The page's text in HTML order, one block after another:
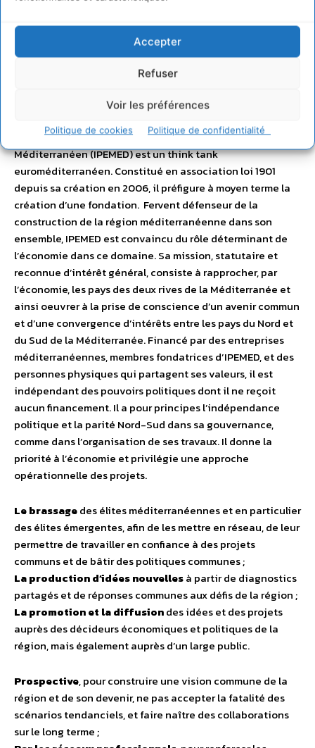
Accepter
Refuser
Voir les préférences
Politique de cookies Politique de confidentialité
Analyses_Rapport microalgues
IPEMED : Un Think Tank
Euroméditerranéen
L’Institut de Prospective Economique du Monde
Méditerranéen (IPEMED) est un think tank
euroméditerranéen. Constitué en association loi 1901
depuis sa création en 2006, il préfigure à moyen terme la
création d’une fondation. Fervent défenseur de la
construction de la région méditerranéenne dans son
ensemble, IPEMED est convaincu du rôle déterminant de
l’économie dans ce domaine. Sa mission, statutaire et
reconnue d’intérêt général, consiste à rapprocher, par
l’économie, les pays des deux rives de la Méditerranée et
ainsi oeuvrer à la prise de conscience d’un avenir commun
et d’une convergence d’intérêts entre les pays du Nord et
du Sud de la Méditerranée. Financé par des entreprises
méditerranéennes, membres fondatrices d’IPEMED, et des
personnes physiques qui partagent ses valeurs, il est
indépendant des pouvoirs politiques dont il ne reçoit
aucun financement. Il a pour principes l’indépendance
politique et la parité Nord-Sud dans sa gouvernance,
comme dans l’organisation de ses travaux. Il donne la
priorité à l’économie et privilégie une approche
opérationnelle des projets.
Le brassagedes élites méditerranéennes et en particulier
des élites émergentes, afin de les mettre en réseau, de leur
permettre de travailler en confiance à des projets
communs et de bâtir des politiques communes ;
La production d’idées nouvellesà partir de diagnostics
partagés et de réponses communes aux défis de la région ;
La promotion et la diffusiondes idées et des projets
auprès des décideurs économiques et politiques de la
région, mais également auprès d’un large public.
Prospective, pour construire une vision commune de la
région et de son devenir, ne pas accepter la fatalité des
scénarios tendanciels, et faire naître des collaborations
sur le long terme ;